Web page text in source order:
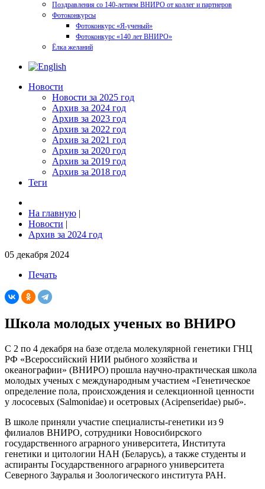
Поздравления со 140-летием ВНИРО от коллег и партнеров
Фотоконкурсы
Фотоконкурс «Я-ученый»
Фотоконкурс «140 лет ВНИРО»
Ёлка желаний
Новости
Новости за 2025 год
Архив за 2024 год
Архив за 2023 год
Архив за 2022 год
Архив за 2021 год
Архив за 2020 год
Архив за 2019 год
Архив за 2018 год
Теги
На главную |
Новости |
Архив за 2024 год
05 декабря 2024
Печать
Школа молодых ученых во ВНИРО
С 2 по 4 декабря на базе отдела молекулярной генетики ГНЦ
РФ «Всероссийский НИИ рыбного хозяйства и
океанографии» (ВНИРО) прошла научно-практическая школа
молодых ученых с международным участием «Генетическое
определение пола, происхождения и селекционной ценности
у лососевых (Salmonidae) и осетровых (Acipenseridae) рыб».
В школе приняли участие специалисты-генетики из 9
филиалов ВНИРО, сотрудники Новосибирского
государственного аграрного университета, Института
генетики и цитологии НАН (Беларусь), а также студенты и
аспиранты Государственного аграрного университета
Северного Зауралья и Зоологического института РАН.